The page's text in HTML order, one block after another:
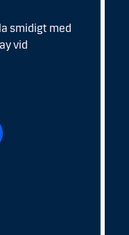
smidigt med
vid